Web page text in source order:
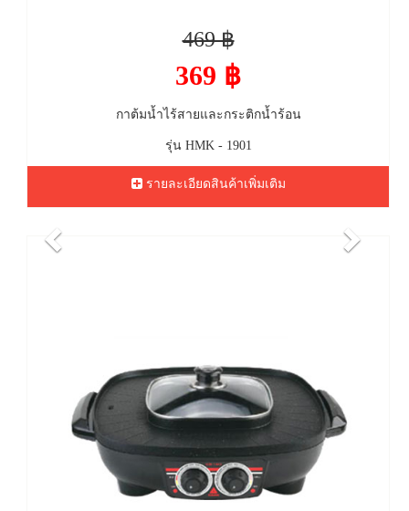
469 ฿
369 ฿
กาต้มน้ำไร้สายและกระติกน้ำร้อน
รุ่น HMK - 1901
รายละเอียดสินค้าเพิ่มเติม